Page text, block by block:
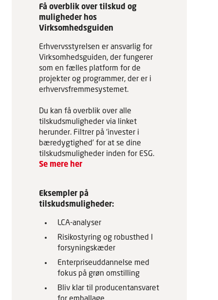
Få overblik over tilskud og
muligheder hos
Virksomhedsguiden
Erhvervsstyrelsen er ansvarlig for
Virksomhedsguiden, der fungerer
som en fælles platform for de
projekter og programmer, der er i
erhvervsfremmesystemet.
Du kan få overblik over alle
tilskudsmuligheder via linket
herunder. Filtrer på ‘invester i
bæredygtighed’ for at se dine
tilskudsmuligheder inden for ESG.
Se mere her
Eksempler på
tilskudsmuligheder:
LCA-analyser
Risikostyring og robusthed I
forsyningskæder
Enterpriseuddannelse med
fokus på grøn omstilling
Bliv klar til producentansvaret